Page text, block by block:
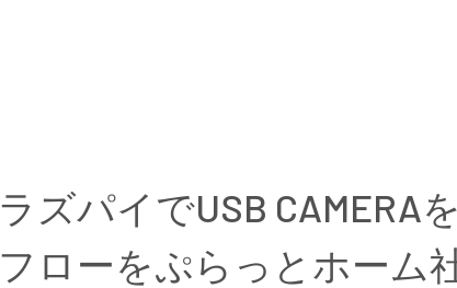
ラズパイでUSB CAMERA
フローをぷらっとホーム